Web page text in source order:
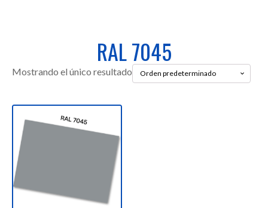
RAL 7045
Mostrando el único resultado
producto
tiene
múltiples
variantes.
Las